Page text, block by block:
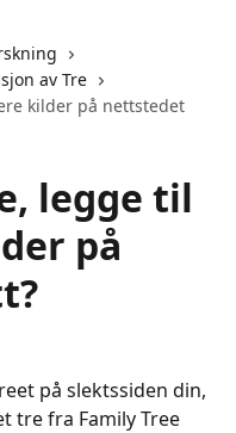
av Tre
kilder på nettstedet
legge til
på
på slektssiden din,
tre fra Family Tree